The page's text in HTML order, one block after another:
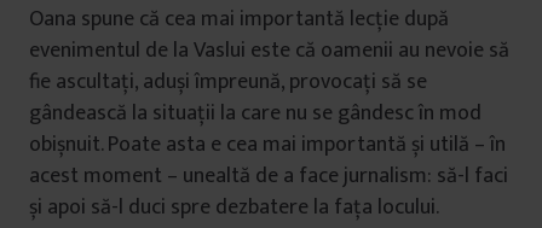
Oana spune că cea mai importantă lecție după
evenimentul de la Vaslui este că oamenii au nevoie să
fie ascultați, aduși împreună, provocați să se
gândească la situații la care nu se gândesc în mod
obișnuit. Poate asta e cea mai importantă și utilă – în
acest moment – unealtă de a face jurnalism: să-l faci
și apoi să-l duci spre dezbatere la fața locului.